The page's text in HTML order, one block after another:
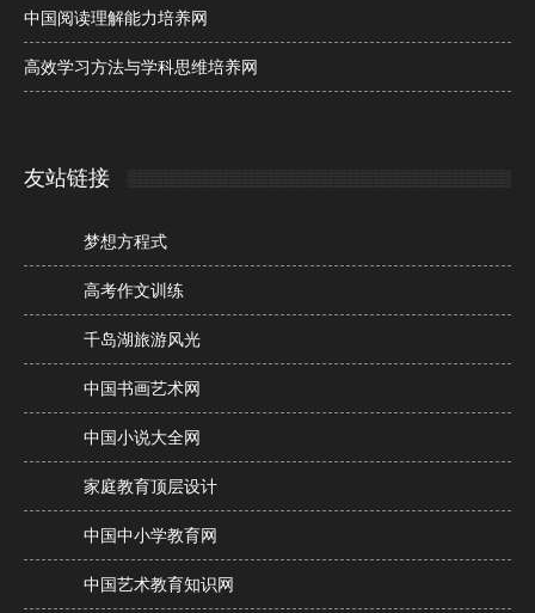
中国阅读理解能力培养网
高效学习方法与学科思维培养网
友站链接
梦想方程式
高考作文训练
千岛湖旅游风光
中国书画艺术网
中国小说大全网
家庭教育顶层设计
中国中小学教育网
中国艺术教育知识网